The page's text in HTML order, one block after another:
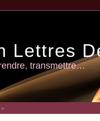
Lettres
transmettre…
>